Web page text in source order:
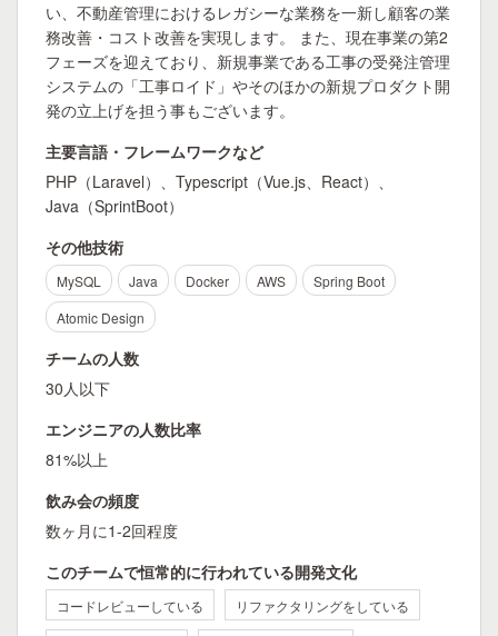
い、不動産管理におけるレガシーな業務を一新し顧客の業
務改善・コスト改善を実現します。 また、現在事業の第2
フェーズを迎えており、新規事業である工事の受発注管理
システムの「工事ロイド」やそのほかの新規プロダクト開
発の立上げを担う事もございます。
主要言語・フレームワークなど
PHP（Laravel）、Typescript（Vue.js、React）、
Java（SprintBoot）
その他技術
MySQL Java Docker AWS
Spring Boot
Atomic Design
チームの人数
30人以下
エンジニアの人数比率
81%以上
飲み会の頻度
数ヶ月に1-2回程度
このチームで恒常的に行われている開発文化
コードレビューしている リファクタリングをしている